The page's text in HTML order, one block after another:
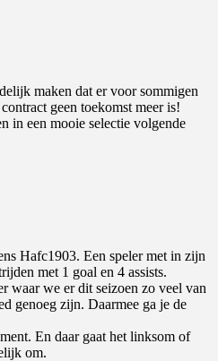
maken dat er voor sommigen
geen toekomst meer is!
in een mooie selectie volgende
Hafc1903. Een speler met in zijn
met 1 goal en 4 assists.
waar we er dit seizoen zo veel van
genoeg zijn. Daarmee ga je de
En daar gaat het linksom of
om.